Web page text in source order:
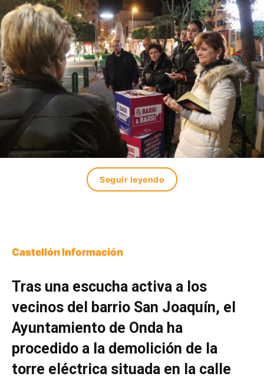
Seguir leyendo
Castellón Información
Tras una escucha activa a los
vecinos del barrio San Joaquín, el
Ayuntamiento de Onda ha
procedido a la demolición de la
torre eléctrica situada en la calle